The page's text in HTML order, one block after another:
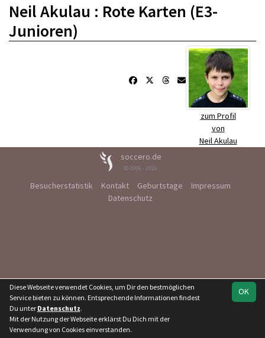
Neil Akulau : Rote Karten (E3-
Junioren)
zum Profil
von
Neil Akulau
soccero.de
© 2006 - 2026
Besucherstatistik Kontakt Geburtstage
Impressum
Datenschutz
OK
Diese Webseite verwendet Cookies, um Dir den bestmöglichen
Service bieten zu können. Entsprechende Informationen findest
Du unter Datenschutz.
Mit der Nutzung der Webseite erklärst Du Dich mit der
Verwendung von Cookies einverstanden.